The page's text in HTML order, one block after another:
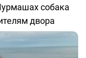
собака
двора